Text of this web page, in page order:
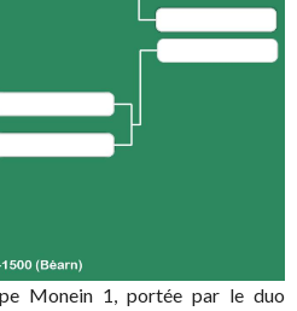
Monein 1, portée par le duo